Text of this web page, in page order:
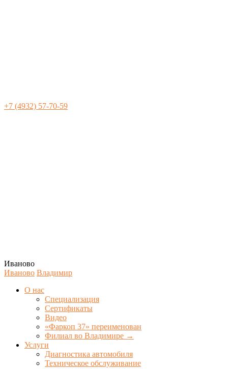
+7 (4932) 57-70-59
Иваново
Иваново Владимир
О нас
Специализация
Сертификаты
Видео
«Фаркоп 37» переименован
Филиал во Владимире →
Услуги
Диагностика автомобиля
Техническое обслуживание